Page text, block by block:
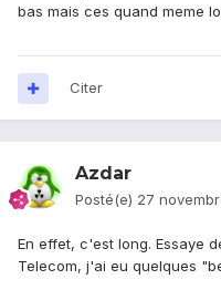
bas mais ces quand meme
Citer
Azdar
Posté(e) 27
En effet, c'est long. Essaye
Telecom, j'ai eu quelques